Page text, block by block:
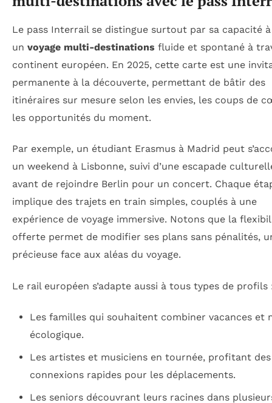
Le pass Interrail se distingue surtout par sa capacité
un voyage multi-destinations fluide et spontané à
continent européen. En 2025, cette carte est une
permanente à la découverte, permettant de bâtir des
itinéraires sur mesure selon les envies, les coups de
les opportunités du moment.
Par exemple, un étudiant Erasmus à Madrid peut
un weekend à Lisbonne, suivi d’une escapade
avant de rejoindre Berlin pour un concert. Chaque
implique des trajets en train simples, couplés à une
expérience de voyage immersive. Notons que la
offerte permet de modifier ses plans sans pénalités,
précieuse face aux aléas du voyage.
Le rail européen s’adapte aussi à tous types de profils
Les familles qui souhaitent combiner vacances et
écologique.
Les artistes et musiciens en tournée, profitant des
connexions rapides pour les déplacements.
Les seniors découvrant leurs racines dans